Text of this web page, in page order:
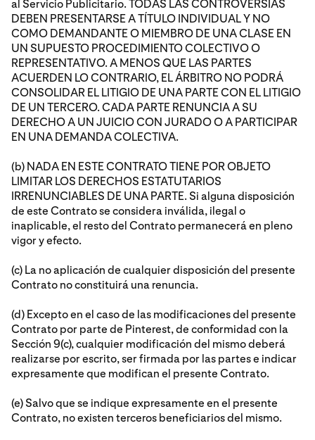
al Servicio Publicitario. TODAS LAS CONTROVERSIAS
DEBEN PRESENTARSE A TÍTULO INDIVIDUAL Y NO
COMO DEMANDANTE O MIEMBRO DE UNA CLASE EN
UN SUPUESTO PROCEDIMIENTO COLECTIVO O
REPRESENTATIVO. A MENOS QUE LAS PARTES
ACUERDEN LO CONTRARIO, EL ÁRBITRO NO PODRÁ
CONSOLIDAR EL LITIGIO DE UNA PARTE CON EL LITIGIO
DE UN TERCERO. CADA PARTE RENUNCIA A SU
DERECHO A UN JUICIO CON JURADO O A PARTICIPAR
EN UNA DEMANDA COLECTIVA.
(b) NADA EN ESTE CONTRATO TIENE POR OBJETO
LIMITAR LOS DERECHOS ESTATUTARIOS
IRRENUNCIABLES DE UNA PARTE. Si alguna disposición
de este Contrato se considera inválida, ilegal o
inaplicable, el resto del Contrato permanecerá en pleno
vigor y efecto.
(c) La no aplicación de cualquier disposición del presente
Contrato no constituirá una renuncia.
(d) Excepto en el caso de las modificaciones del presente
Contrato por parte de Pinterest, de conformidad con la
Sección 9(c), cualquier modificación del mismo deberá
realizarse por escrito, ser firmada por las partes e indicar
expresamente que modifican el presente Contrato.
(e) Salvo que se indique expresamente en el presente
Contrato, no existen terceros beneficiarios del mismo.